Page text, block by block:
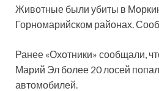
Животные были убиты в
Горномарийском районах.
Ранее «Охотники» сообщали,
Марий Эл более 20 лосей
автомобилей.